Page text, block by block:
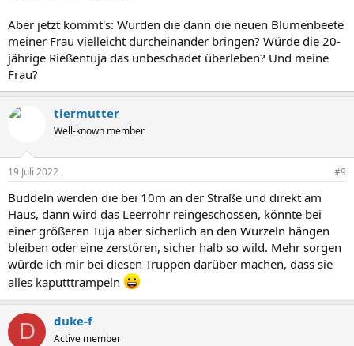
Aber jetzt kommt's: Würden die dann die neuen Blumenbeete
meiner Frau vielleicht durcheinander bringen? Würde die 20-
jährige Rießentuja das unbeschadet überleben? Und meine
Frau?
tiermutter
Well-known member
19 Juli 2022 #9
Buddeln werden die bei 10m an der Straße und direkt am
Haus, dann wird das Leerrohr reingeschossen, könnte bei
einer größeren Tuja aber sicherlich an den Wurzeln hängen
bleiben oder eine zerstören, sicher halb so wild. Mehr sorgen
würde ich mir bei diesen Truppen darüber machen, dass sie
alles kaputttrampeln
D duke-f
Active member